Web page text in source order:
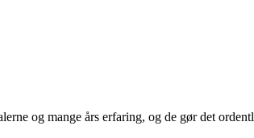
og mange års erfaring, og de gør det